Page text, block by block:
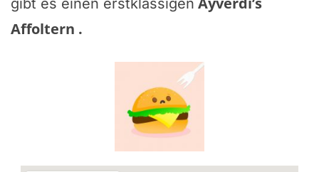
gibt es einen erstklassigen
Affoltern .